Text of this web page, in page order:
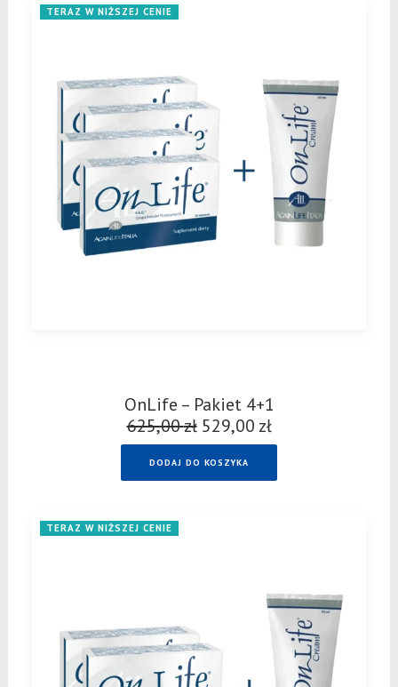
TERAZ W NIŻSZEJ CENIE
OnLife – Pakiet 4+1
625,00zł Pierwotna
cena
wynosiła:
529,00 złAktualna
cena
DODAJ DO KOSZYKA
TERAZ W NIŻSZEJ CENIE